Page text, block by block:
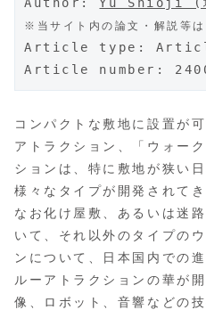
※当サイト内の論文・解説等
Article type:
Article number:
コンパクトな敷地に設置が
アトラクション、「ウォー
ションは、特に敷地が狭い
様々なタイプが開発されて
なお化け屋敷、あるいは迷
いて、それ以外のタイプの
ンについて、日本国内での
ルーアトラクションの華が
像、ロボット、音響などの